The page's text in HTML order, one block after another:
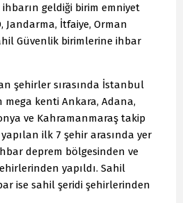
geldiği birim emniyet
Jandarma, İtfaiye, Orman
Güvenlik birimlerine ihbar
şehirler sırasında İstanbul
mega kenti Ankara, Adana,
ve Kahramanmaraş takip
ilk 7 şehir arasında yer
deprem bölgesinden ve
yapıldı. Sahil
ise sahil şeridi şehirlerinden